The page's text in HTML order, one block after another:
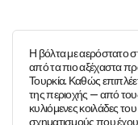
Η βόλτα με αερόστατο
από τα πιο αξέχαστα
Τουρκία. Καθώς
της περιοχής — από
κυλιόμενες κοιλάδες
σχηματισμούς που